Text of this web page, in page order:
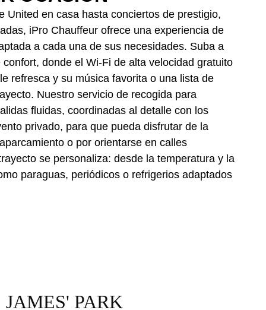
United en casa hasta conciertos de prestigio,
iPro Chauffeur ofrece una experiencia de
a cada una de sus necesidades. Suba a
donde el Wi‑Fi de alta velocidad gratuito
refresca y su música favorita o una lista de
Nuestro servicio de recogida para
fluidas, coordinadas al detalle con los
privado, para que pueda disfrutar de la
o por orientarse en calles
se personaliza: desde la temperatura y la
paraguas, periódicos o refrigerios adaptados
PARK